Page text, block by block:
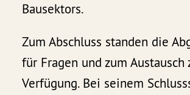
Bausektors.
Zum Abschluss standen die
für Fragen und zum Austausch
Verfügung. Bei seinem